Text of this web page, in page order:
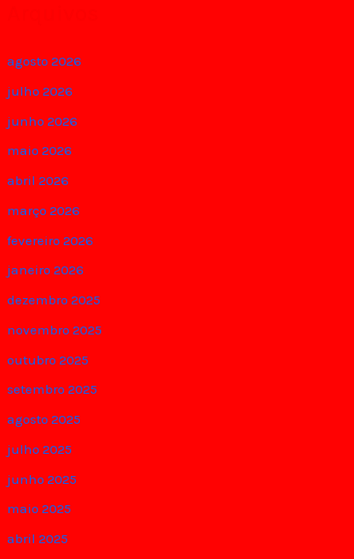
agosto 2026
julho 2026
junho 2026
maio 2026
abril 2026
março 2026
fevereiro 2026
janeiro 2026
dezembro 2025
novembro 2025
outubro 2025
setembro 2025
agosto 2025
julho 2025
junho 2025
maio 2025
abril 2025